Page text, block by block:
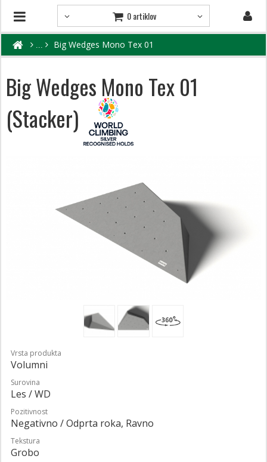
0 artiklov
Big Wedges Mono Tex 01
Big Wedges Mono Tex 01
(Stacker)
Vrsta produkta
Volumni
Surovina
Les / WD
Pozitivnost
Negativno / Odprta roka, Ravno
Tekstura
Grobo